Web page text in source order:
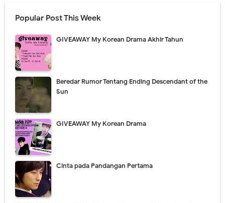
Popular Post This Week
GIVEAWAY My Korean Drama Akhir Tahun
Beredar Rumor Tentang Ending Descendant of the
Sun
GIVEAWAY My Korean Drama
Cinta pada Pandangan Pertama